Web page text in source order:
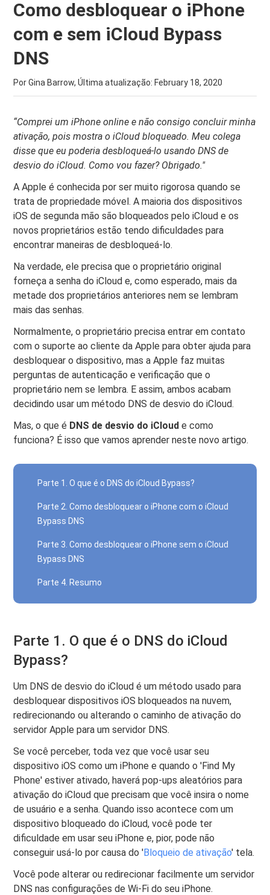
Como desbloquear o iPhone
com e sem iCloud Bypass
DNS
Por Gina Barrow, Última atualização: February 18, 2020
“Comprei um iPhone online e não consigo concluir minha
ativação, pois mostra o iCloud bloqueado. Meu colega
disse que eu poderia desbloqueá-lo usandoDNS de
desvio do iCloud. Como vou fazer? Obrigado."
A Apple é conhecida por ser muito rigorosa quando se
trata de propriedade móvel. A maioria dos dispositivos
iOS de segunda mão são bloqueados pelo iCloud e os
novos proprietários estão tendo dificuldades para
encontrar maneiras de desbloqueá-lo.
Na verdade, ele precisa que o proprietário original
forneça a senha do iCloud e, como esperado, mais da
metade dos proprietários anteriores nem se lembram
mais das senhas.
Normalmente, o proprietário precisa entrar em contato
com o suporte ao cliente da Apple para obter ajuda para
desbloquear o dispositivo, mas a Apple faz muitas
perguntas de autenticação e verificação que o
proprietário nem se lembra. E assim, ambos acabam
decidindo usar um método DNS de desvio do iCloud.
Mas, o que é DNS de desvio do iCloud e como
funciona? É isso que vamos aprender neste novo artigo.
Parte 1. O que é o DNS do iCloud Bypass?
Parte 2. Como desbloquear o iPhone com o iCloud
Bypass DNS
Parte 3. Como desbloquear o iPhone sem o iCloud
Bypass DNS
Parte 4. Resumo
Parte 1. O que é o DNS do iCloud
Bypass?
Um DNS de desvio do iCloud é um método usado para
desbloquear dispositivos iOS bloqueados na nuvem,
redirecionando ou alterando o caminho de ativação do
servidor Apple para um servidor DNS.
Se você perceber, toda vez que você usar seu
dispositivo iOS como um iPhone e quando o 'Find My
Phone' estiver ativado, haverá pop-ups aleatórios para
ativação do iCloud que precisam que você insira o nome
de usuário e a senha. Quando isso acontece com um
dispositivo bloqueado do iCloud, você pode ter
dificuldade em usar seu iPhone e, pior, pode não
conseguir usá-lo por causa do 'Bloqueio de ativação' tela.
Você pode alterar ou redirecionar facilmente um servidor
DNS nas configurações de Wi-Fi do seu iPhone.